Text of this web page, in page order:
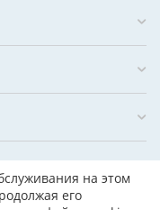
на этом
его